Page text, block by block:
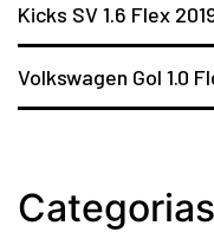
Kicks SV 1.6 Flex
Volkswagen Gol 1.0
Categorias